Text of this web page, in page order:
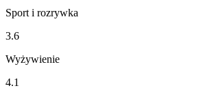
Sport i rozrywka
3.6
Wyżywienie
4.1